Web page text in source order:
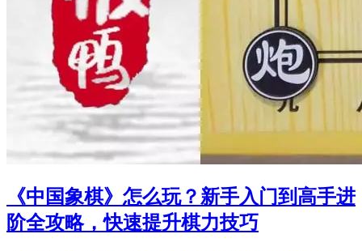
《中国象棋》怎么玩？新手入门到高手进
阶全攻略，快速提升棋力技巧